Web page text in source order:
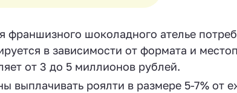
франшизного шоколадного ателье
в зависимости от формата и
от 3 до 5 миллионов рублей.
выплачивать роялти в размере 5-7% от